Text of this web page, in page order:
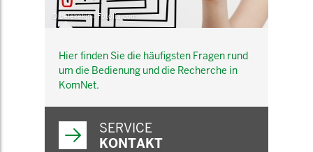
© belekekin - Fotolia.com
Hier finden Sie die häufigsten Fragen rund
um die Bedienung und die Recherche in
KomNet.
SERVICE
KONTAKT